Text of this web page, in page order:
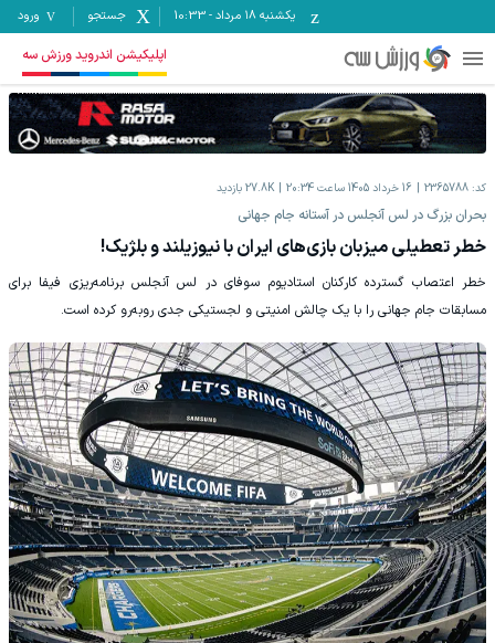
یکشنبه ۱۸ مرداد -
10:33 جستجو ورود
اپلیکیشن اندروید ورزش سه
کد: 2365788 16 خرداد 1405 ساعت 20:34 27.8K بازدید
‫بحران بزرگ در لس آنجلس در آستانه جام جهانی
‫خطر تعطیلی میزبان بازی‌های ایران با نیوزیلند و بلژیک!
‫خطر اعتصاب گسترده کارکنان استادیوم سوفای در لس آنجلس برنامه‌ریزی فیفا برای
مسابقات جام جهانی را با یک چالش امنیتی و لجستیکی جدی روبه‌رو کرده است.